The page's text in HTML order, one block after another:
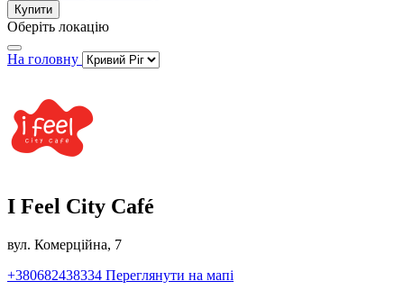
Купити
Оберіть локацію
На головну
I Feel City Café
вул. Комерційна, 7
+380682438334 Переглянути на мапі